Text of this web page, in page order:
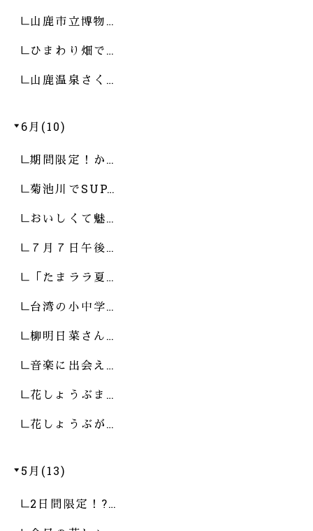
山鹿市立博物…
ひまわり畑で…
山鹿温泉さく…
6月(10)
期間限定！か…
菊池川でSUP…
おいしくて魅…
７月７日午後…
「たまララ夏…
台湾の小中学…
柳明日菜さん…
音楽に出会え…
花しょうぶま…
花しょうぶが…
5月(13)
2日間限定！?…